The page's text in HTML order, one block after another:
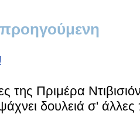
της Πριμέρα
δουλειά σ' άλλες